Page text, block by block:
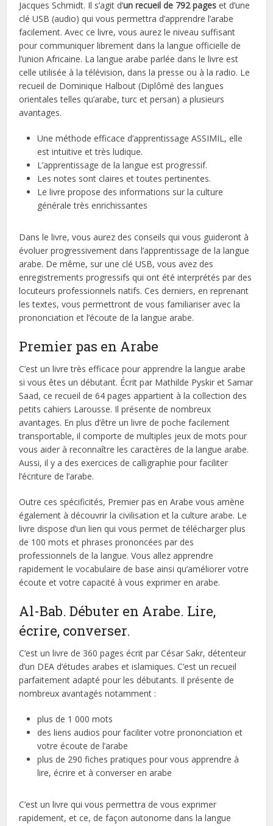
Jacques Schmidt. Il s’agit d’un recueil de 792 pageset d’une
clé USB (audio) qui vous permettra d’apprendre l’arabe
facilement. Avec ce livre, vous aurez le niveau suffisant
pour communiquer librement dans la langue officielle de
l’union Africaine. La langue arabe parlée dans le livre est
celle utilisée à la télévision, dans la presse ou à la radio. Le
recueil de Dominique Halbout (Diplômé des langues
orientales telles qu’arabe, turc et persan) a plusieurs
avantages.
Une méthode efficace d’apprentissage ASSIMIL, elle
est intuitive et très ludique.
L’apprentissage de la langue est progressif.
Les notes sont claires et toutes pertinentes.
Le livre propose des informations sur la culture
générale très enrichissantes
Dans le livre, vous aurez des conseils qui vous guideront à
évoluer progressivement dans l’apprentissage de la langue
arabe. De même, sur une clé USB, vous avez des
enregistrements progressifs qui ont été interprétés par des
locuteurs professionnels natifs. Ces derniers, en reprenant
les textes, vous permettront de vous familiariser avec la
prononciation et l’écoute de la langue arabe.
Premier pas en Arabe
C’est un livre très efficace pour apprendre la langue arabe
si vous êtes un débutant. Écrit par Mathilde Pyskir et Samar
Saad, ce recueil de 64 pages appartient à la collection des
petits cahiers Larousse. Il présente de nombreux
avantages. En plus d’être un livre de poche facilement
transportable, il comporte de multiples jeux de mots pour
vous aider à reconnaître les caractères de la langue arabe.
Aussi, il y a des exercices de calligraphie pour faciliter
l’écriture de l’arabe.
Outre ces spécificités, Premier pas en Arabe vous amène
également à découvrir la civilisation et la culture arabe. Le
livre dispose d’un lien qui vous permet de télécharger plus
de 100 mots et phrases prononcées par des
professionnels de la langue. Vous allez apprendre
rapidement le vocabulaire de base ainsi qu’améliorer votre
écoute et votre capacité à vous exprimer en arabe.
Al-Bab. Débuter en Arabe. Lire,
écrire, converser.
C’est un livre de 360 pages écrit par César Sakr, détenteur
d’un DEA d’études arabes et islamiques. C’est un recueil
parfaitement adapté pour les débutants. Il présente de
nombreux avantagés notamment :
plus de 1 000 mots
des liens audios pour faciliter votre prononciation et
votre écoute de l’arabe
plus de 290 fiches pratiques pour vous apprendre à
lire, écrire et à converser en arabe
C’est un livre qui vous permettra de vous exprimer
rapidement, et ce, de façon autonome dans la langue